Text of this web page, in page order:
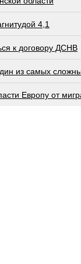
4,1
к договору ДСНВ
из самых
Европу от